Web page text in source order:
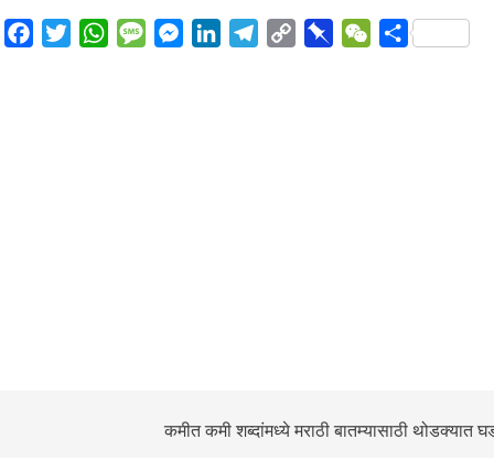
FacebookTwitterWhatsAppMessageMessengerLinkedInTelegram
Copy
PinboardWeChatShare
कमीत कमी शब्दांमध्ये मराठी बातम्यासाठी थोडक्यात